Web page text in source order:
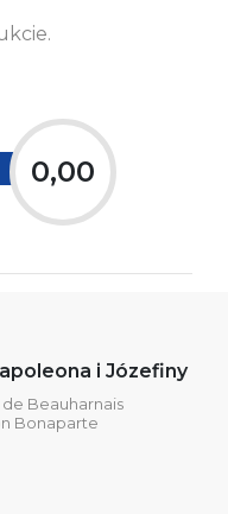
0,00
i Józefiny
Beauharnais
Bonaparte